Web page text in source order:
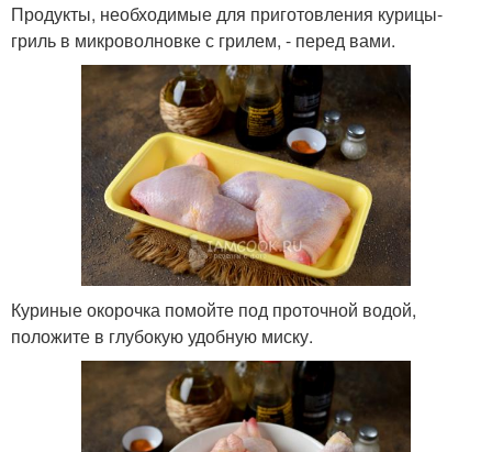
Продукты, необходимые для приготовления курицы-
гриль в микроволновке с грилем, - перед вами.
Куриные окорочка помойте под проточной водой,
положите в глубокую удобную миску.